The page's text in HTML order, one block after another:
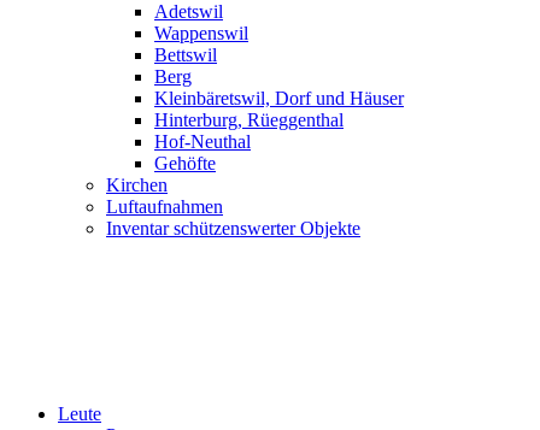
Adetswil
Wappenswil
Bettswil
Berg
Kleinbäretswil, Dorf und Häuser
Hinterburg, Rüeggenthal
Hof-Neuthal
Gehöfte
Kirchen
Luftaufnahmen
Inventar schützenswerter Objekte
Leute